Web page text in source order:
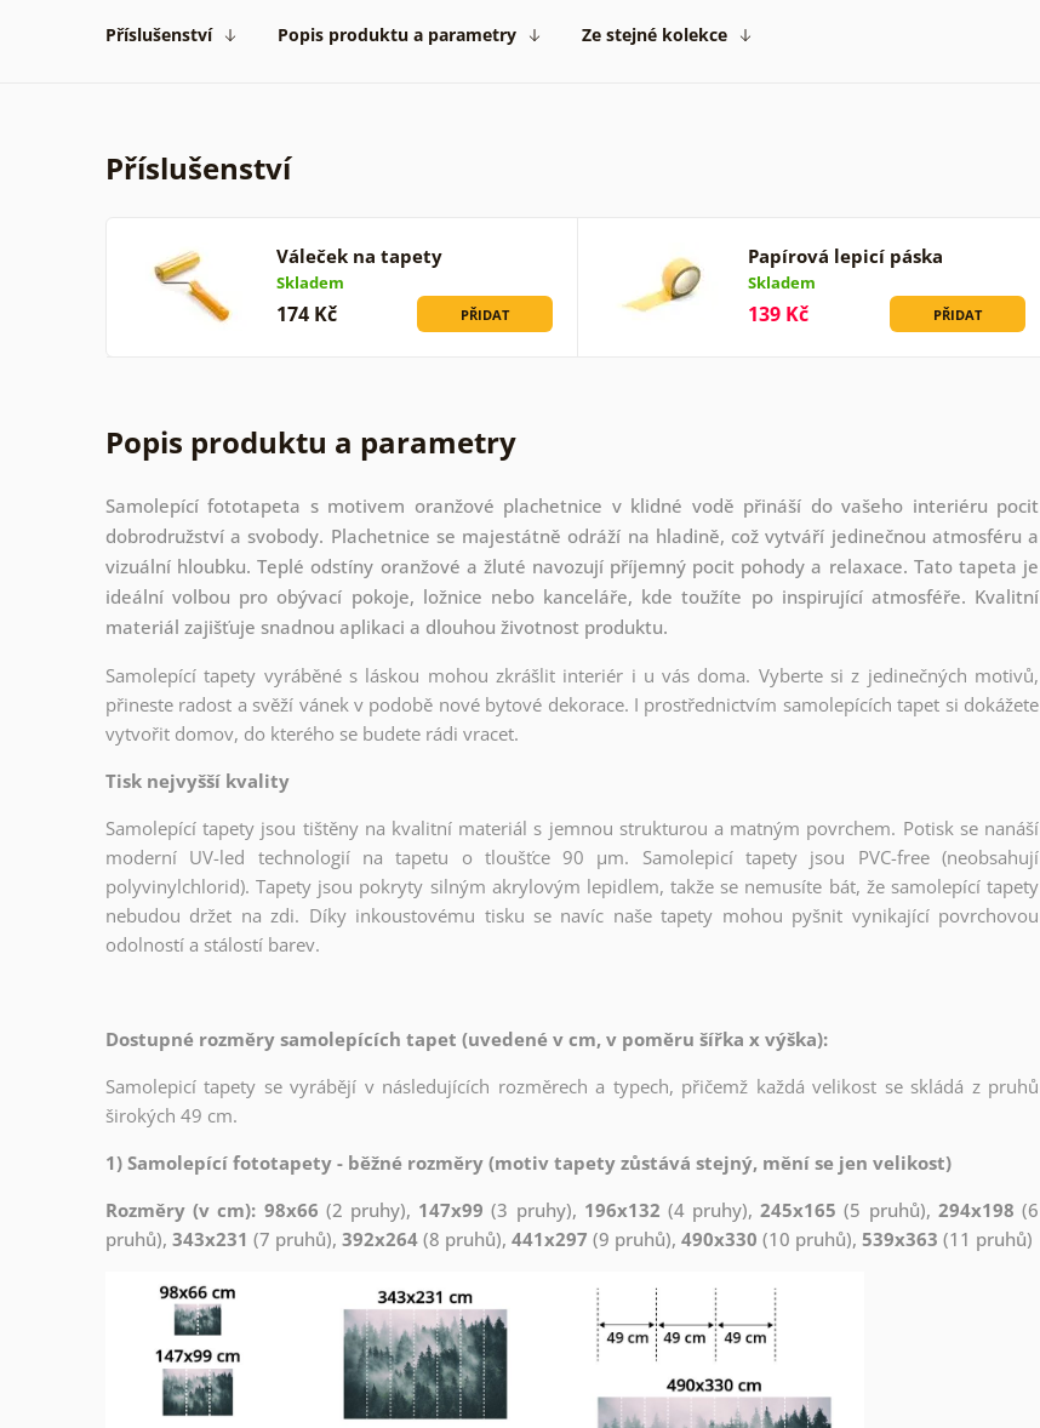
Příslušenství Popis produktu a parametry Ze stejné kolekce
Příslušenství
Váleček na tapety
Skladem
174 Kč PŘIDAT
Papírová lepicí páska
Skladem
139 Kč PŘIDAT
Popis produktu a parametry
Samolepící fototapeta s motivem oranžové plachetnice v klidné vodě přináší do vašeho interiéru pocit
dobrodružství a svobody. Plachetnice se majestátně odráží na hladině, což vytváří jedinečnou atmosféru a
vizuální hloubku. Teplé odstíny oranžové a žluté navozují příjemný pocit pohody a relaxace. Tato tapeta je
ideální volbou pro obývací pokoje, ložnice nebo kanceláře, kde toužíte po inspirující atmosféře. Kvalitní
materiál zajišťuje snadnou aplikaci a dlouhou životnost produktu.
Samolepící tapety vyráběné s láskou mohou zkrášlit interiér i u vás doma. Vyberte si z jedinečných motivů,
přineste radost a svěží vánek v podobě nové bytové dekorace. I prostřednictvím samolepících tapet si dokážete
vytvořit domov, do kterého se budete rádi vracet.
Tisk nejvyšší kvality
Samolepící tapety jsou tištěny na kvalitní materiál s jemnou strukturou a matným povrchem. Potisk se nanáší
moderní UV-led technologií na tapetu o tloušťce 90 µm. Samolepicí tapety jsou PVC-free (neobsahují
polyvinylchlorid). Tapety jsou pokryty silným akrylovým lepidlem, takže se nemusíte bát, že samolepící tapety
nebudou držet na zdi. Díky inkoustovému tisku se navíc naše tapety mohou pyšnit vynikající povrchovou
odolností a stálostí barev.
Dostupné rozměry samolepících tapet (uvedené v cm, v poměru šířka x výška):
Samolepicí tapety se vyrábějí v následujících rozměrech a typech, přičemž každá velikost se skládá z pruhů
širokých 49 cm.
1) Samolepící fototapety - běžné rozměry (motiv tapety zůstává stejný, mění se jen velikost)
Rozměry (v cm): 98x66 (2 pruhy), 147x99 (3 pruhy), 196x132 (4 pruhy),245x165 (5 pruhů), 294x198 (6
pruhů), 343x231 (7 pruhů), 392x264 (8 pruhů), 441x297 (9 pruhů), 490x330 (10 pruhů), 539x363 (11 pruhů)